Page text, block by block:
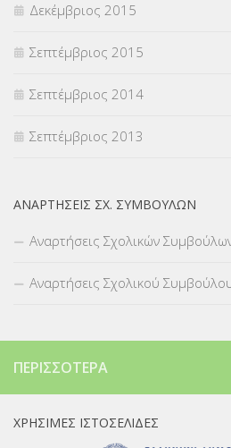
Δεκέμβριος 2015
Σεπτέμβριος 2015
Σεπτέμβριος 2014
Σεπτέμβριος 2013
ΑΝΑΡΤΉΣΕΙΣ ΣΧ. ΣΥΜΒΟΎΛΩΝ
Αναρτήσεις Σχολικών
Αναρτήσεις Σχολικού
ΠΕΡΙΣΣΌΤΕΡΑ
ΧΡΉΣΙΜΕΣ ΙΣΤΟΣΕΛΊΔΕΣ